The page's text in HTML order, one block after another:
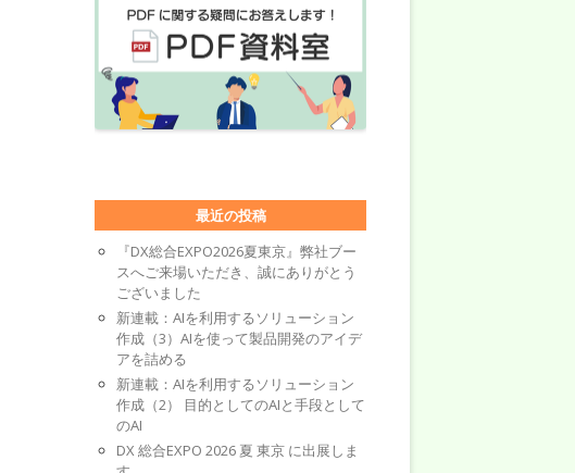
最近の投稿
『DX総合EXPO2026夏東京』弊社ブー
スへご来場いただき、誠にありがとう
ございました
新連載：AIを利用するソリューション
作成（3）AIを使って製品開発のアイデ
アを詰める
新連載：AIを利用するソリューション
作成（2） 目的としてのAIと手段として
のAI
DX 総合EXPO 2026 夏 東京 に出展しま